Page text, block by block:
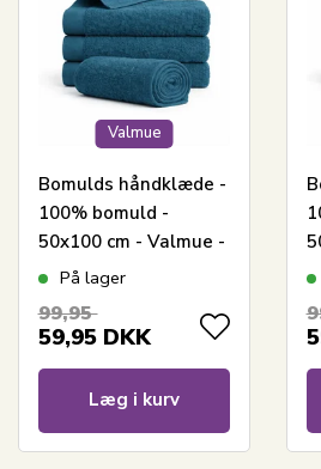
Valmue
Bomulds håndklæde -
100% bomuld -
50x100 cm - Valmue -
Mørkeblå
På lager
99,95
59,95 DKK
Læg i kurv